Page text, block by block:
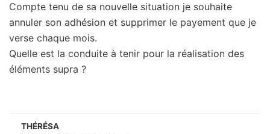
Compte tenu de sa nouvelle situation je souhaite
annuler son adhésion et supprimer le payement que je
verse chaque mois.
Quelle est la conduite à tenir pour la réalisation des
éléments supra ?
THÉRÉSA